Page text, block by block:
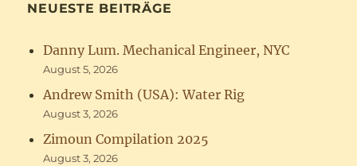
NEUESTE BEITRÄGE
Danny Lum. Mechanical Engineer, NYC
August 5, 2026
Andrew Smith (USA): Water Rig
August 3, 2026
Zimoun Compilation 2025
August 3, 2026